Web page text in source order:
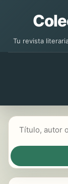
Tu revista